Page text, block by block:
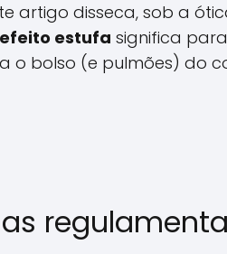
artigo disseca, sob a
estufa significa
o bolso (e pulmões) do